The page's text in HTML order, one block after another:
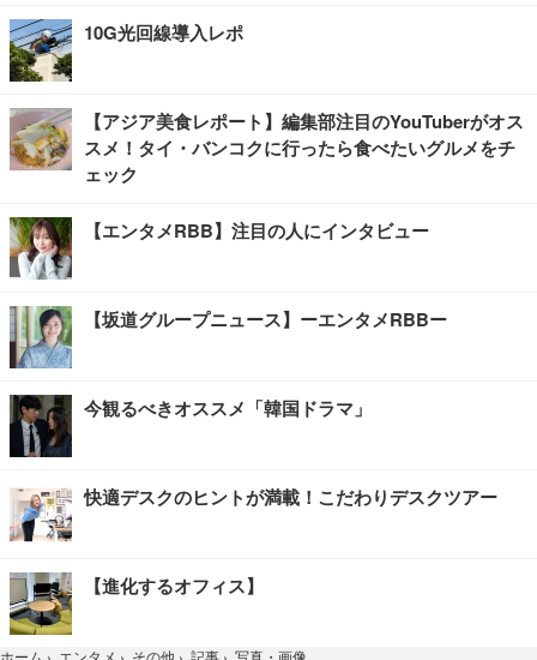
10G光回線導入レポ
【アジア美食レポート】編集部注目のYouTuberがオス
スメ！タイ・バンコクに行ったら食べたいグルメをチ
ェック
【エンタメRBB】注目の人にインタビュー
【坂道グループニュース】ーエンタメRBBー
今観るべきオススメ「韓国ドラマ」
快適デスクのヒントが満載！こだわりデスクツアー
【進化するオフィス】
ホーム › エンタメ › その他 › 記事 › 写真・画像